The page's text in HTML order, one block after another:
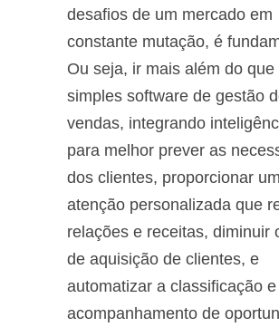
desafios de um mercado em
constante mutação, é
Ou seja, ir mais além do que
simples software de gestão
vendas, integrando
para melhor prever as
dos clientes, proporcionar
atenção personalizada que
relações e receitas, diminuir
de aquisição de clientes, e
automatizar a classificação e
acompanhamento de